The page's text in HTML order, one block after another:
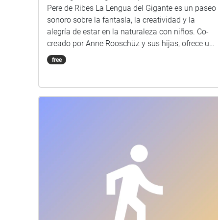
Pere de Ribes La Lengua del Gigante es un paseo
sonoro sobre la fantasía, la creatividad y la
alegría de estar en la naturaleza con niños. Co-
creado por Anne Rooschüz y sus hijas, ofrece un
juego sensorial y una experiencia musical.
Llevarás auriculares. Te guiará la voz de una niña
criaturas maravillosas, enmarcado musicalmente
free